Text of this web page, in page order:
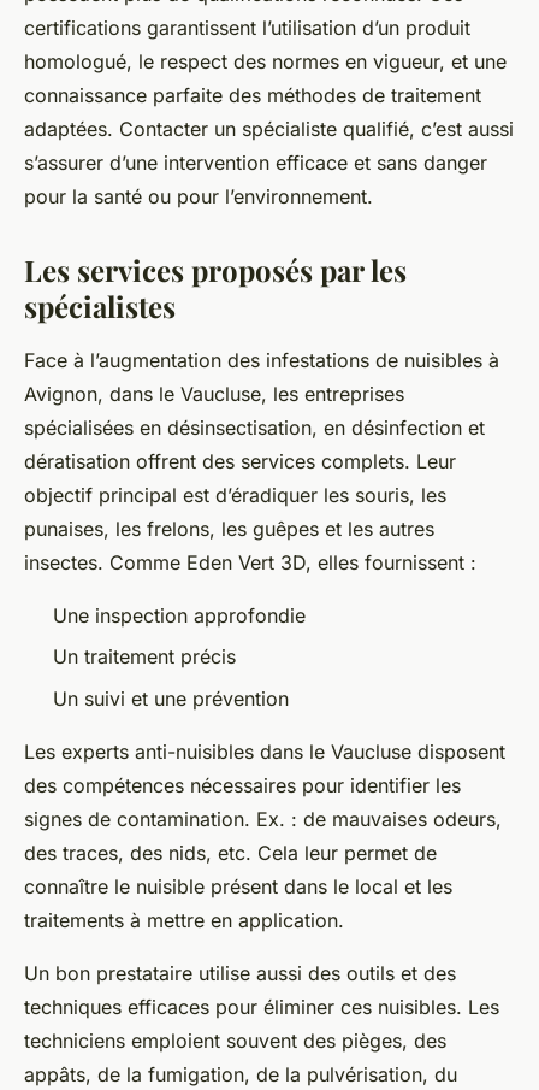
certifications garantissent l’utilisation d’un produit
homologué, le respect des normes en vigueur, et une
connaissance parfaite des méthodes de traitement
adaptées. Contacter un spécialiste qualifié, c’est aussi
s’assurer d’une intervention efficace et sans danger
pour la santé ou pour l’environnement.
Les services proposés par les
spécialistes
Face à l’augmentation des infestations de nuisibles à
Avignon, dans le Vaucluse, les entreprises
spécialisées en désinsectisation, en désinfection et
dératisation offrent des services complets. Leur
objectif principal est d’éradiquer les souris, les
punaises, les frelons, les guêpes et les autres
insectes. Comme Eden Vert 3D, elles fournissent :
Une inspection approfondie
Un traitement précis
Un suivi et une prévention
Les experts anti-nuisibles dans le Vaucluse disposent
des compétences nécessaires pour identifier les
signes de contamination. Ex. : de mauvaises odeurs,
des traces, des nids, etc. Cela leur permet de
connaître le nuisible présent dans le local et les
traitements à mettre en application.
Un bon prestataire utilise aussi des outils et des
techniques efficaces pour éliminer ces nuisibles. Les
techniciens emploient souvent des pièges, des
appâts, de la fumigation, de la pulvérisation, du